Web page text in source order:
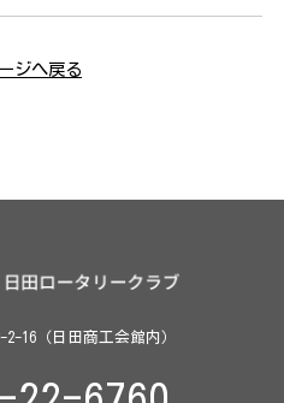
ジへ戻る
16（日田商工会館内）